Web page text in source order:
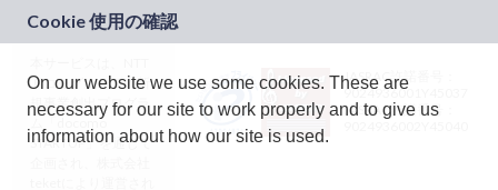
ドコモグループの新
規事業創出プログラ
ム「docomo
STARTUP」を通じて
JASRAC許諾番号：
9024936001Y45037
JASRAC許諾番号：
On our website we use some cookies. These are
necessary for our site to work properly and to give us
information about how our site is used.